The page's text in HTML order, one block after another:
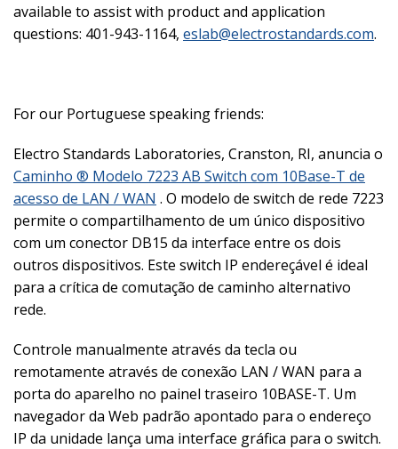
available to assist with product and application
questions: 401-943-1164, eslab@electrostandards.com.
For our Portuguese speaking friends:
Electro Standards Laboratories, Cranston, RI, anuncia o
Caminho ® Modelo 7223 AB Switch com 10Base-T de
acesso de LAN / WAN . O modelo de switch de rede 7223
permite o compartilhamento de um único dispositivo
com um conector DB15 da interface entre os dois
outros dispositivos. Este switch IP endereçável é ideal
para a crítica de comutação de caminho alternativo
rede.
Controle manualmente através da tecla ou
remotamente através de conexão LAN / WAN para a
porta do aparelho no painel traseiro 10BASE-T. Um
navegador da Web padrão apontado para o endereço
IP da unidade lança uma interface gráfica para o switch.